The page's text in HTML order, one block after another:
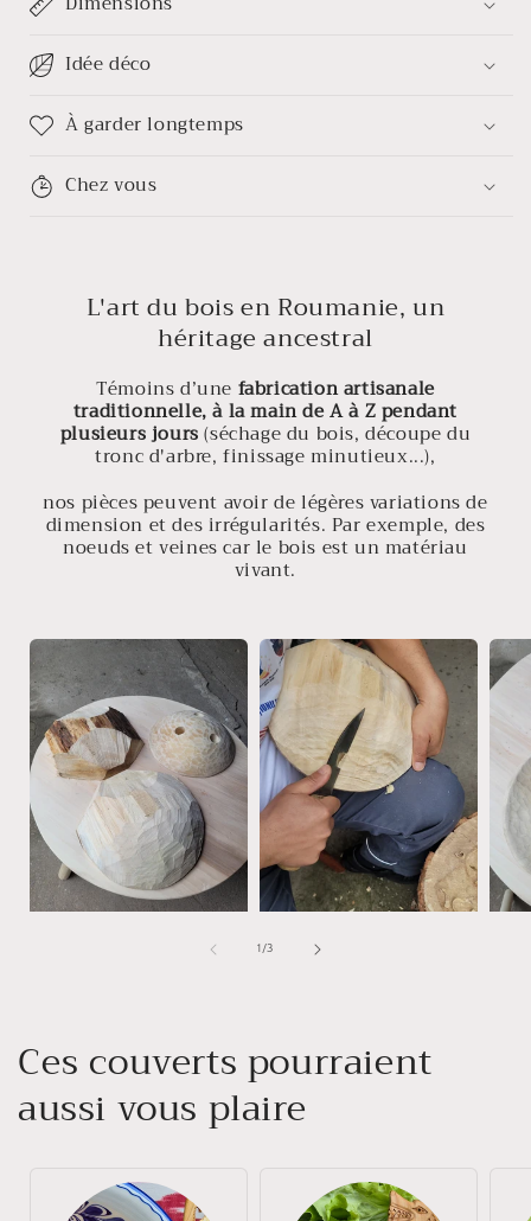
Idée déco
À garder longtemps
Chez vous
L'art du bois en Roumanie, un
héritage ancestral
Témoins d’une fabrication artisanale
traditionnelle, à la main de A à Z pendant
plusieurs jours(séchage du bois, découpe du
tronc d'arbre, finissage minutieux...),
nos pièces peuvent avoir de légères variations de
dimension et des irrégularités. Par exemple, des
noeuds et veines car le bois est un matériau
vivant.
1 /de
3
Ces couverts pourraient
aussi vous plaire